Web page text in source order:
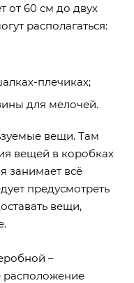
от 60 см до двух
располагаться:
плечиках;
для мелочей.
вещи. Там
вещей в коробках
занимает всё
предусмотреть
вещи,
–
расположение